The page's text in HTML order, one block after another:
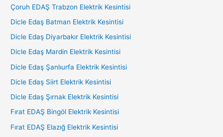
Çoruh EDAŞ Trabzon Elektrik Kesintisi
Dicle Edaş Batman Elektrik Kesintisi
Dicle Edaş Diyarbakır Elektrik Kesintisi
Dicle Edaş Mardin Elektrik Kesintisi
Dicle Edaş Şanlıurfa Elektrik Kesintisi
Dicle Edaş Siirt Elektrik Kesintisi
Dicle Edaş Şırnak Elektrik Kesintisi
Fırat EDAŞ Bingöl Elektrik Kesintisi
Fırat EDAŞ Elazığ Elektrik Kesintisi